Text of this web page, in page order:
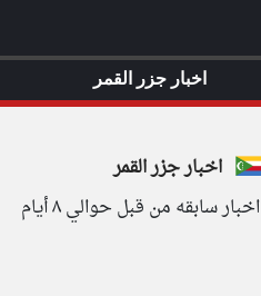
اخبار جزر القمر
اخبار سابقه من قبل حوالي ٨ أيام
اخبار جزر القمر